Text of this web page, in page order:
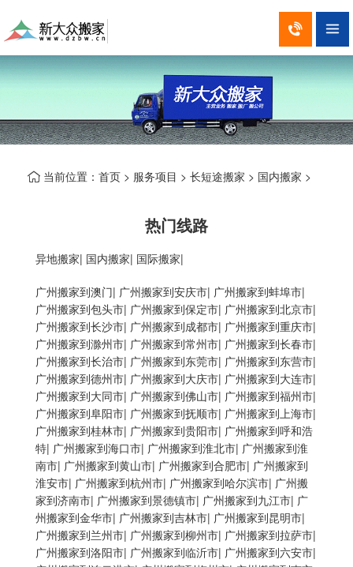
 
 当前位置： 首页 > 服务项目 > 长短途搬家 > 国内搬家 >
热门线路
异地搬家| 国内搬家| 国际搬家|
广州搬家到澳门| 广州搬家到安庆市| 广州搬家到蚌埠市|
广州搬家到包头市| 广州搬家到保定市| 广州搬家到北京市|
广州搬家到长沙市| 广州搬家到成都市| 广州搬家到重庆市|
广州搬家到滁州市| 广州搬家到常州市| 广州搬家到长春市|
广州搬家到长治市| 广州搬家到东莞市| 广州搬家到东营市|
广州搬家到德州市| 广州搬家到大庆市| 广州搬家到大连市|
广州搬家到大同市| 广州搬家到佛山市| 广州搬家到福州市|
广州搬家到阜阳市| 广州搬家到抚顺市| 广州搬家到上海市|
广州搬家到桂林市| 广州搬家到贵阳市| 广州搬家到呼和浩
特| 广州搬家到海口市| 广州搬家到淮北市| 广州搬家到淮
南市| 广州搬家到黄山市| 广州搬家到合肥市| 广州搬家到
淮安市| 广州搬家到杭州市| 广州搬家到哈尔滨市| 广州搬
家到济南市| 广州搬家到景德镇市| 广州搬家到九江市| 广
州搬家到金华市| 广州搬家到吉林市| 广州搬家到昆明市|
广州搬家到兰州市| 广州搬家到柳州市| 广州搬家到拉萨市|
广州搬家到洛阳市| 广州搬家到临沂市| 广州搬家到六安市|